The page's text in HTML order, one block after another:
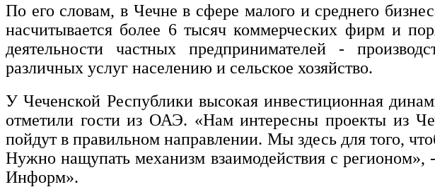
По его словам, в Чечне в сфере малого и среднего
насчитывается более 6 тысяч коммерческих фирм и
деятельности частных предпринимателей -
различных услуг населению и сельское хозяйство.
У Чеченской Республики высокая инвестиционная
отметили гости из ОАЭ. «Нам интересны проекты из
пойдут в правильном направлении. Мы здесь для того,
Нужно нащупать механизм взаимодействия с
Информ».